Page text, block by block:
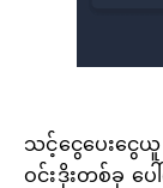
သင့်ငွေပေးငွေယူ
ဝင်းဒိုးတစ်ခု ပ